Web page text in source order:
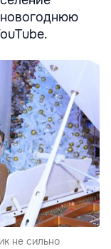
не сильно